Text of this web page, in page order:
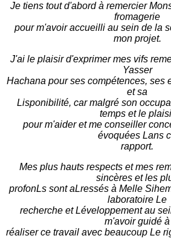
Je tiens tout d'abord à remercier
fromagerie
pour m'avoir accueilli au sein de la
mon projet.
J'ai le plaisir d'exprimer mes vifs
Yasser
Hachana pour ses compétences, ses
et sa
Lisponibilité, car malgré son
temps et le
pour m'aider et me conseiller
évoquées Lans
rapport.
Mes plus hauts respects et mes
sincères et les
profonLs sont aLressés à Melle
laboratoire Le
recherche et Léveloppement au
m'avoir guidé à
réaliser ce travail avec beaucoup Le